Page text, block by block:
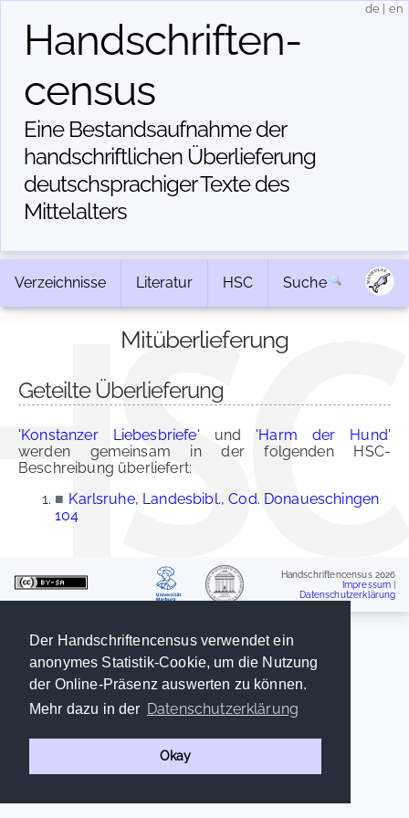
Der Handschriftencensus verwendet ein
anonymes Statistik-Cookie, um die Nutzung
der Online-Präsenz auswerten zu können.
Mehr dazu in der Datenschutzerklärung
Okay
Handschriften­
census
Eine Bestandsaufnahme der
handschriftlichen Über­lieferung
deutschsprachiger Texte des
Mittelalters
de en
Verzeichnisse Literatur HSC Suche
Mitüberlieferung
Geteilte Überlieferung
'Konstanzer Liebesbriefe' und 'Harm der Hund'
werden gemeinsam in der folgenden HSC-
Beschreibung überliefert:
■ Karlsruhe, Landesbibl., Cod. Donaueschingen
104
Handschriftencensus 2026
Impressum
Datenschutzerklärung